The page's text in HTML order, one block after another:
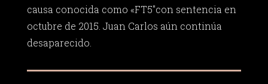
causa conocida como «FT5″con sentencia en
octubre de 2015. Juan Carlos aún continúa
desaparecido.